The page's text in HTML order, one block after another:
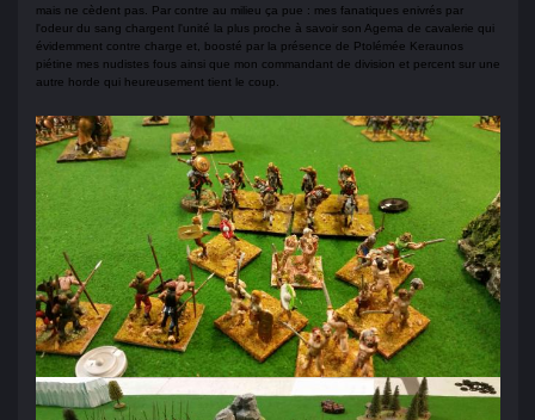
mais ne cèdent pas. Par contre au milieu ça pue : mes fanatiques enivrés par
l'odeur du sang chargent l'unité la plus proche à savoir son Agema de cavalerie qui
évidemment contre charge et, boosté par la présence de Ptolémée Keraunos
piétine mes nudistes fous ainsi que mon commandant de division et percent sur une
autre horde qui heureusement tient le coup.